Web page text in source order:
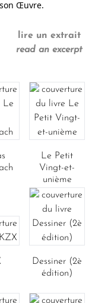
Œuvre.
lire un extrait
read an excerpt
Le Petit
Vingt-et-
unième
Dessiner (2è
édition)